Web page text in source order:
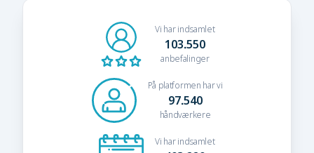
Vi har indsamlet
103.550
anbefalinger
På platformen har vi
97.540
håndværkere
Vi har indsamlet